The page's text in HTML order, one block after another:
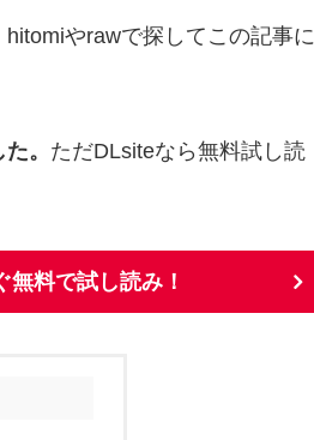
やrawで探してこの記事に
。 ただDLsiteなら無料試し読
無料で試し読み！